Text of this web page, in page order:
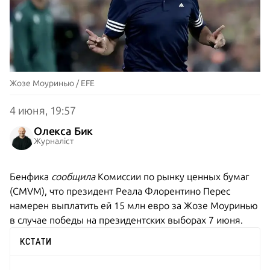
Жозе Моуринью / EFE
4 июня, 19:57
Олекса Бик
Журналіст
Бенфика сообщилаКомиссии по рынку ценных бумаг
(CMVM), что президент Реала Флорентино Перес
намерен выплатить ей 15 млн евро за Жозе Моуринью
в случае победы на президентских выборах 7 июня.
КСТАТИ